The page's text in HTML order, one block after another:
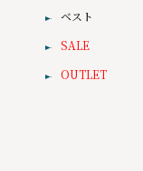
ベスト
SALE
OUTLET